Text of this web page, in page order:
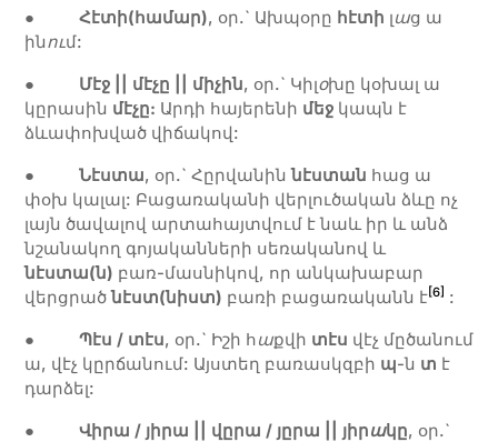
● Հէտի(համար), օր.` Ախպօրը հէտի լաց ա
ինում:
● Մէջ || մէչը || միչին, օր.` Կիլօխը կօխալ ա
կըրասին մէչը: Արդի հայերենի մեջկապն է
ձևափոխված վիճակով:
● Նէստա, օր.` Հըրվանիննէստան հաց ա
փօխ կալալ: Բացառականի վերլուծական ձևը ոչ
լայն ծավալով արտահայտվում է նաև իր և անձ
նշանակող գոյականների սեռականով և
նէստա(ն) բառ-մասնիկով, որ անկախաբար
վերցրածնէստ(նիստ) բառի բացառականն է[6] :
● Պէս / տէս, օր.` Իշի հաքվի տէս վէչ մըծանում
ա, վէչ կըրճանում: Այստեղ բառասկզբի պ-ն տ է
դարձել:
● Վիրա / յիրա վըրա / յըրա || յիրակը, օր.`